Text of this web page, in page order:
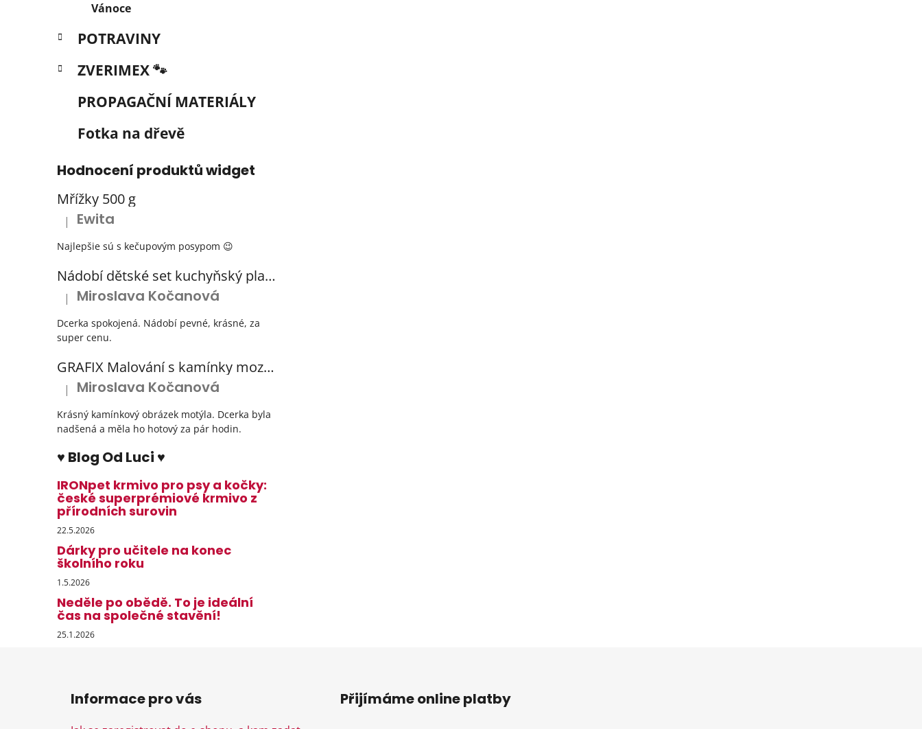
Vánoce
POTRAVINY
ZVERIMEX 🐾
PROPAGAČNÍ MATERIÁLY
Fotka na dřevě
Hodnocení produktů widget
Mřížky 500 g
Hodnocení produktu je 5 z 5 hvězdiček.
| Ewita
Najlepšie sú s kečupovým posypom 😉
Nádobí dětské set kuchyňský plastový s odkapávačem 3 barvy
Hodnocení produktu je 5 z 5 hvězdiček.
| Miroslava Kočanová
Dcerka spokojená. Nádobí pevné, krásné, za
super cenu.
GRAFIX Malování s kamínky mozaika diamantový obrázek 3 druhy
Hodnocení produktu je 5 z 5 hvězdiček.
| Miroslava Kočanová
Krásný kamínkový obrázek motýla. Dcerka byla
nadšená a měla ho hotový za pár hodin.
♥ Blog Od Luci ♥
IRONpet krmivo pro psy a kočky:
české superprémiové krmivo z
přírodních surovin
22.5.2026
Dárky pro učitele na konec
školního roku
1.5.2026
Neděle po obědě. To je ideální
čas na společné stavění!
25.1.2026
Informace pro vás Přijímáme online platby